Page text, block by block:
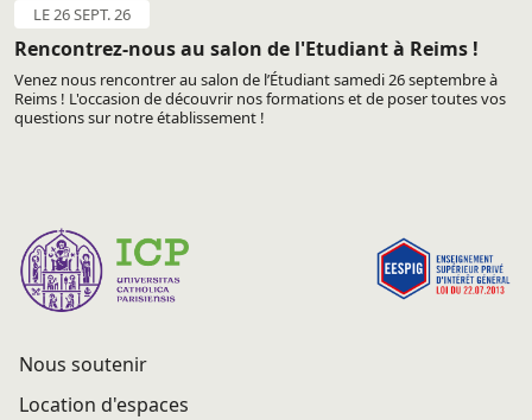
LE 26 SEPT. 26
Rencontrez-nous au salon de l'Etudiant à Reims !
Venez nous rencontrer au salon de l’Étudiant samedi 26 septembre à
Reims ! L'occasion de découvrir nos formations et de poser toutes vos
questions sur notre établissement !
Nous soutenir
Location d'espaces